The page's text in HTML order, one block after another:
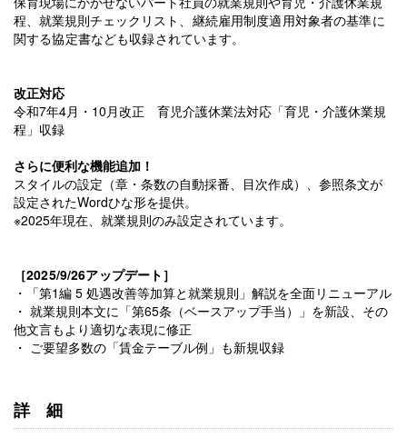
程、就業規則チェック リスト、継続雇用制度適用対象者の基準に
関する協定書なども収録されています。
改正対応
令和7年4月・10月改正 育児介護休業法対応「育児・介護休業規
程」収録
さらに便利な機能追加！
スタイルの設定（章・条数の自動採番、目次作成）、参照条文が
設定されたWordひな形を提供。
※2025年現在、就業規則のみ設定されています。
［2025/9/26アップデート］
・「第1編 5 処遇改善等加算と就業規則」解説を全面リニューアル
・ 就業規則本文に「第65条（ベースアップ手当）」を新設、その
他文言もより適切な表現に修正
・ ご要望多数の「賃金テーブル例」も新規収録
詳細